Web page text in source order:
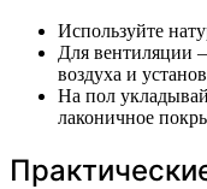
Используйте
Для вентиляции
воздуха и
На пол
лаконичное